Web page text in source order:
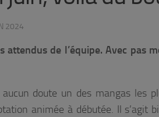
2024
attendus de l’équipe. Avec pas
aucun doute un des mangas les
animée à débutée. Il s’agit